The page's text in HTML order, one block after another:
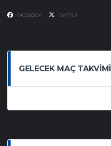
FACEBOOK TWITTER
GELECEK MAÇ TAKVIMI